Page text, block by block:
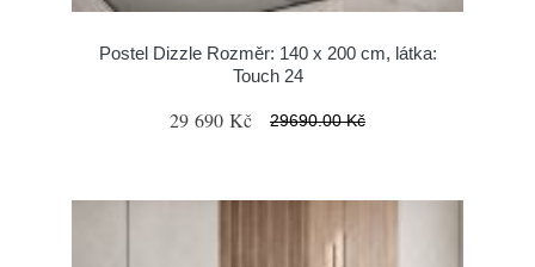
Postel Dizzle Rozměr: 140 x 200 cm, látka:
Touch 24
29 690 Kč 29690.00 Kč